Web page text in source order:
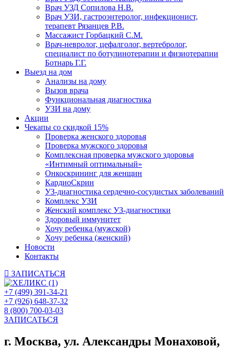
Врач УЗД Сопилова Н.В.
Врач УЗИ, гастроэнтеролог, инфекционист,
терапевт Рязанцев Р.В.
Массажист Горбацкий С.М.
Врач-невролог, цефалголог, вертебролог,
специалист по ботулинотерапии и физиотерапии
Ботнарь Г.Г.
Выезд на дом
Анализы на дому
Вызов врача
Функциональная диагностика
УЗИ на дому
Акции
Чекапы со скидкой 15%
Проверка женского здоровья
Проверка мужского здоровья
Комплексная проверка мужского здоровья
«Интимный оптимальный»
Онкоcкрининг для женщин
КардиоСкрин
УЗ-диагностика сердечно-сосудистых заболеваний
Комплекс УЗИ
Женский комплекс УЗ-диагностики
Здоровый иммунитет
Хочу ребенка (мужской)
Хочу ребенка (женский)
Новости
Контакты
ЗАПИСАТЬСЯ
+7 (499) 391-34-21
+7 (926) 648-37-32
8 (800) 700-03-03
ЗАПИСАТЬСЯ
г. Москва, ул. Александры Монаховой,